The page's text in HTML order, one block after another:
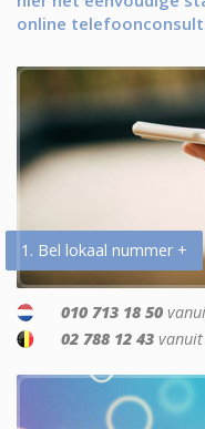
online
1. Bel lokaal nummer +
010 713 18 50
02 788 12 43 vanuit